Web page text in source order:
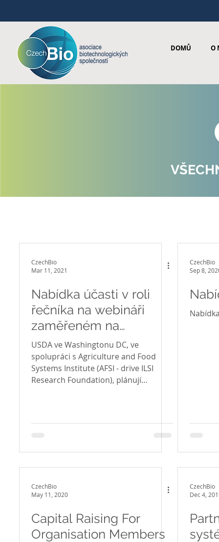
DOMŮ O
CzechBio
Mar 11, 2021
Nabídka účasti v roli
řečníka na webináři
zaměřeném na
mikrobiální
biotechnologie
USDA ve Washingtonu DC, ve
spolupráci s Agriculture and Food
Systems Institute (AFSI - drive ILSI
Research Foundation), plánují
CzechBio
Sep 8,
CzechBio
May 11, 2020
Capital Raising For
Organisation Members
CzechBio
Dec 4,